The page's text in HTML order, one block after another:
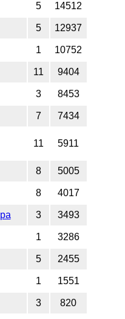
5 14512
5 12937
1 10752
11 9404
3 8453
7 7434
11 5911
8 5005
8 4017
3 3493
1 3286
5 2455
1 1551
3 820